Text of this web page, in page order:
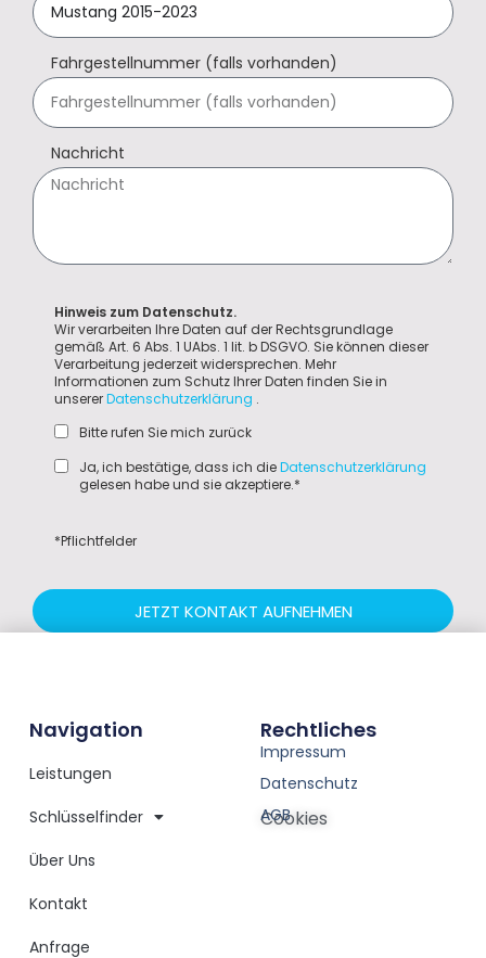
Fahrgestellnummer (falls vorhanden)
Nachricht
Hinweis zum Datenschutz.
Wir verarbeiten Ihre Daten auf der Rechtsgrundlage
gemäß Art. 6 Abs. 1 UAbs. 1 lit. b DSGVO. Sie können dieser
Verarbeitung jederzeit widersprechen. Mehr
Informationen zum Schutz Ihrer Daten finden Sie in
unsererDatenschutzerklärung .
Bitte rufen Sie mich zurück
Ja, ich bestätige, dass ich dieDatenschutzerklärung
gelesen habe und sie akzeptiere.*
*Pflichtfelder
JETZT KONTAKT AUFNEHMEN
Navigation
Leistungen
Schlüsselfinder
Über Uns
Kontakt
Anfrage
Rechtliches
Impressum
Datenschutz
AGB
Cookies